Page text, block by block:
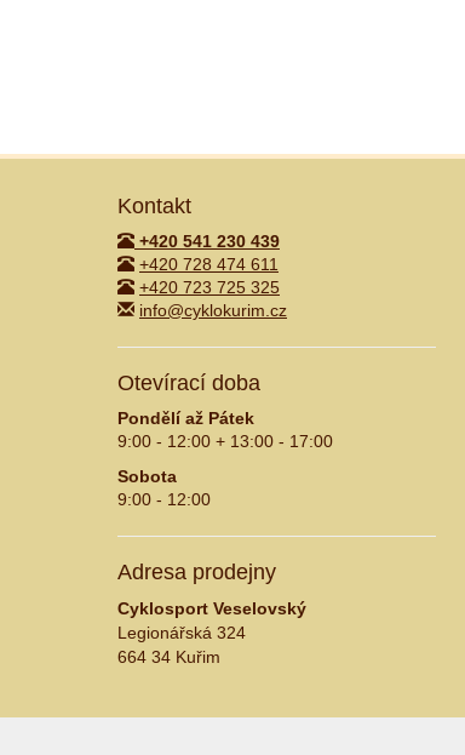
Kontakt
+420 541 230 439
+420 728 474 611
+420 723 725 325
info@cyklokurim.cz
Otevírací doba
Pondělí až Pátek
9:00 - 12:00 + 13:00 - 17:00
Sobota
9:00 - 12:00
Adresa prodejny
Cyklosport Veselovský
Legionářská 324
664 34 Kuřim